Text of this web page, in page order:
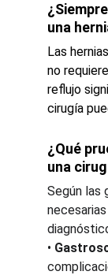
¿Qué
una
Según las
•
una
Las
no
reflujo
cirugía